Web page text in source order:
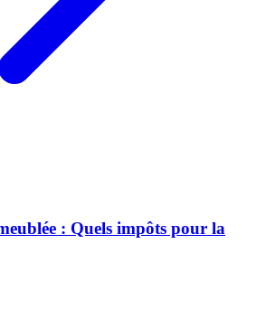
: Quels impôts pour la